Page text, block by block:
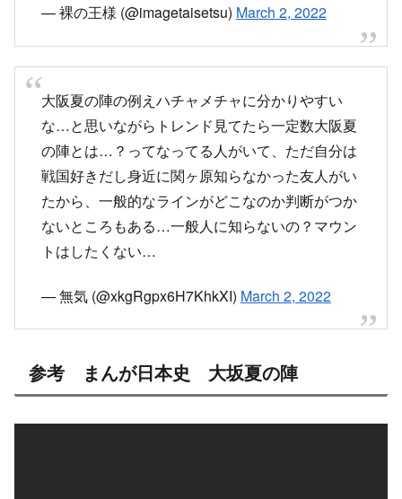
— 裸の王様 (@imagetaisetsu) March 2, 2022
大阪夏の陣の例えハチャメチャに分かりやすい
な…と思いながらトレンド見てたら一定数大阪夏
の陣とは…？ってなってる人がいて、ただ自分は
戦国好きだし身近に関ヶ原知らなかった友人がい
たから、一般的なラインがどこなのか判断がつか
ないところもある…一般人に知らないの？マウン
トはしたくない…
— 無気 (@xkgRgpx6H7KhkXI) March 2, 2022
参考 まんが日本史 大坂夏の陣